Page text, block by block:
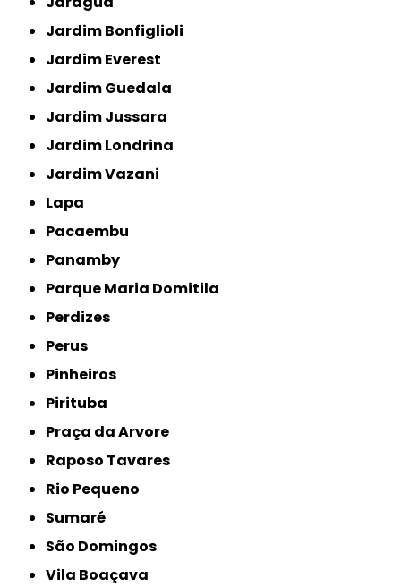
Jardim Bonfiglioli
Jardim Everest
Jardim Guedala
Jardim Jussara
Jardim Londrina
Jardim Vazani
Lapa
Pacaembu
Panamby
Parque Maria Domitila
Perdizes
Perus
Pinheiros
Pirituba
Praça da Arvore
Raposo Tavares
Rio Pequeno
Sumaré
São Domingos
Vila Boaçava